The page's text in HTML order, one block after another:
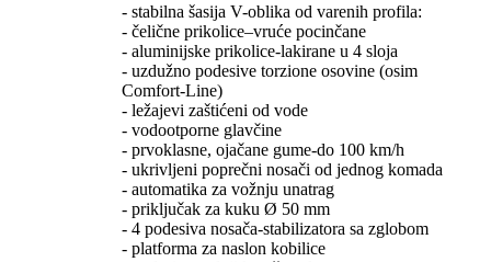
- stabilna šasija V-oblika od varenih profila:
- čelične prikolice–vruće pocinčane
- aluminijske prikolice-lakirane u 4 sloja
- uzdužno podesive torzione osovine (osim
Comfort-Line)
- ležajevi zaštićeni od vode
- vodootporne glavčine
- prvoklasne, ojačane gume-do 100 km/h
- ukrivljeni poprečni nosači od jednog komada
- automatika za vožnju unatrag
- priključak za kuku Ø 50 mm
- 4 podesiva nosača-stabilizatora sa zglobom
- platforma za naslon kobilice